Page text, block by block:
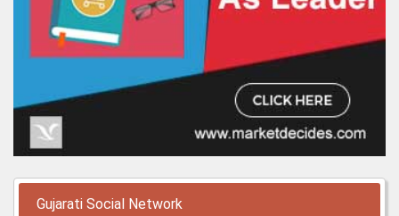
Gujarati Social Network